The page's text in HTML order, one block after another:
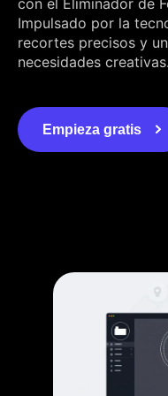
Impulsado por la
recortes precisos y
necesidades creativas.
Empieza gratis